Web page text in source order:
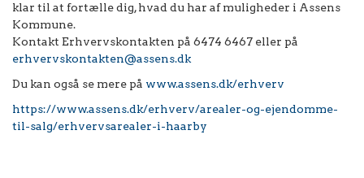
klar til at fortælle dig, hvad du har af muligheder i Assens
Kommune.
Kontakt Erhvervskontakten på 6474 6467 eller på
erhvervskontakten@assens.dk
Du kan også se mere på www.assens.dk/erhverv
https://www.assens.dk/erhverv/arealer-og-ejendomme-
til-salg/erhvervsarealer-i-haarby